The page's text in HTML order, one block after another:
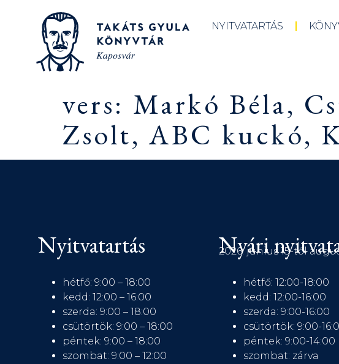
NYITVATARTÁS
vers: Markó Béla,
Zsolt, ABC kuckó,
Nyitvatartás
hétfő: 9:00 – 18:00
kedd: 12:00 – 16:00
szerda: 9:00 – 18:00
csütörtök: 9:00 – 18:00
péntek: 9:00 – 18:00
szombat: 9:00 – 12:00
Nyári
2026. június 15-től
hétfő: 12:00-18:00
kedd: 12:00-16:00
szerda: 9:00-16:00
csütörtök: 9:00-
péntek: 9:00-14:00
szombat: zárva